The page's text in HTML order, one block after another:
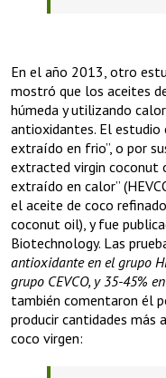
En el año 2013, otro
mostró que los aceites
húmeda y utilizando
antioxidantes. El estudio
extraído en frio”, o por
extracted virgin coconut
extraído en calor”
el aceite de coco
coconut oil), y fue
Biotechnology. Las
antioxidante en el grupo
grupo CEVCO, y 35-45%
también comentaron él
producir cantidades más
coco virgen: